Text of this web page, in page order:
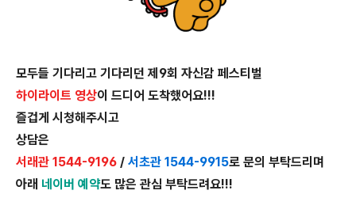
모두들 기다리고 기다리던 제9회 자신감 페스티벌
하이라이트 영상이 드디어 도착했어요!!!
즐겁게 시청해주시고
상담은
서래관 1544-9196 / 서초관 1544-9915로 문의 부탁드리며
아래 네이버 예약도 많은 관심 부탁드려요!!!